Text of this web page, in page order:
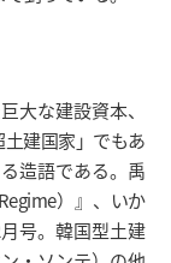
大な建設資本、
建国家」でもあ
造語である。禹
）』、いか
号。韓国型土建